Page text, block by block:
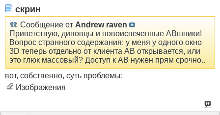
скрин
Сообщение от Andrew raven
Приветствую, диповцы и новоиспеченные АВшники!
Вопрос странного содержания: у меня у одного окно
3D теперь отдельно от клиента АВ открывается, или
это глюк массовый? Доступ к АВ нужен прям срочно..
вот, собственно, суть проблемы:
Изображения